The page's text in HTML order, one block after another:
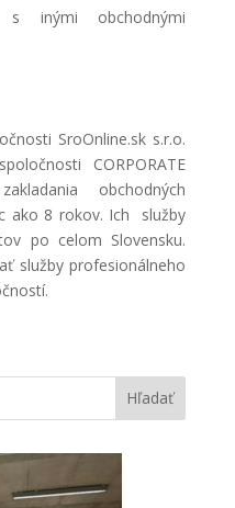
s inými obchodnými
SroOnline.sk s.r.o.
CORPORATE
obchodných
ako 8 rokov. Ich služby
po celom Slovensku.
služby profesionálneho
Hľadať